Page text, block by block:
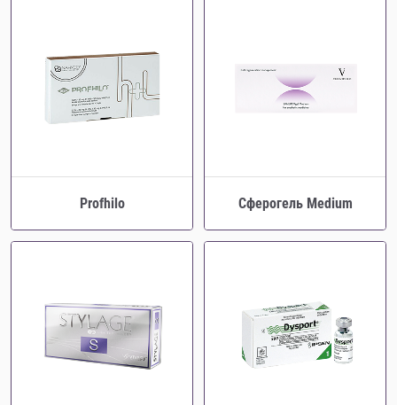
Profhilo Сферогель Medium